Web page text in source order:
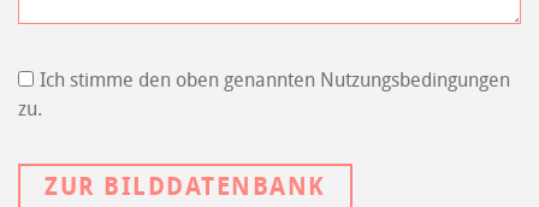
Ich stimme den oben genannten Nutzungsbedingungen
zu.
ZUR BILDDATENBANK